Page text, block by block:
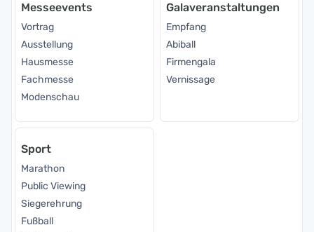
Messeevents
Vortrag
Ausstellung
Hausmesse
Fachmesse
Modenschau
Galaveranstaltungen
Empfang
Abiball
Firmengala
Vernissage
Sport
Marathon
Public Viewing
Siegerehrung
Fußball